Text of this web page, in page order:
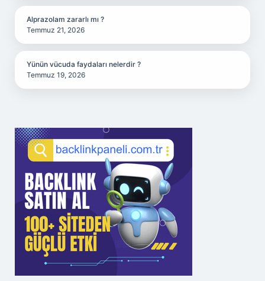
Alprazolam zararlı mı ?
Temmuz 21, 2026
Yünün vücuda faydaları nelerdir ?
Temmuz 19, 2026